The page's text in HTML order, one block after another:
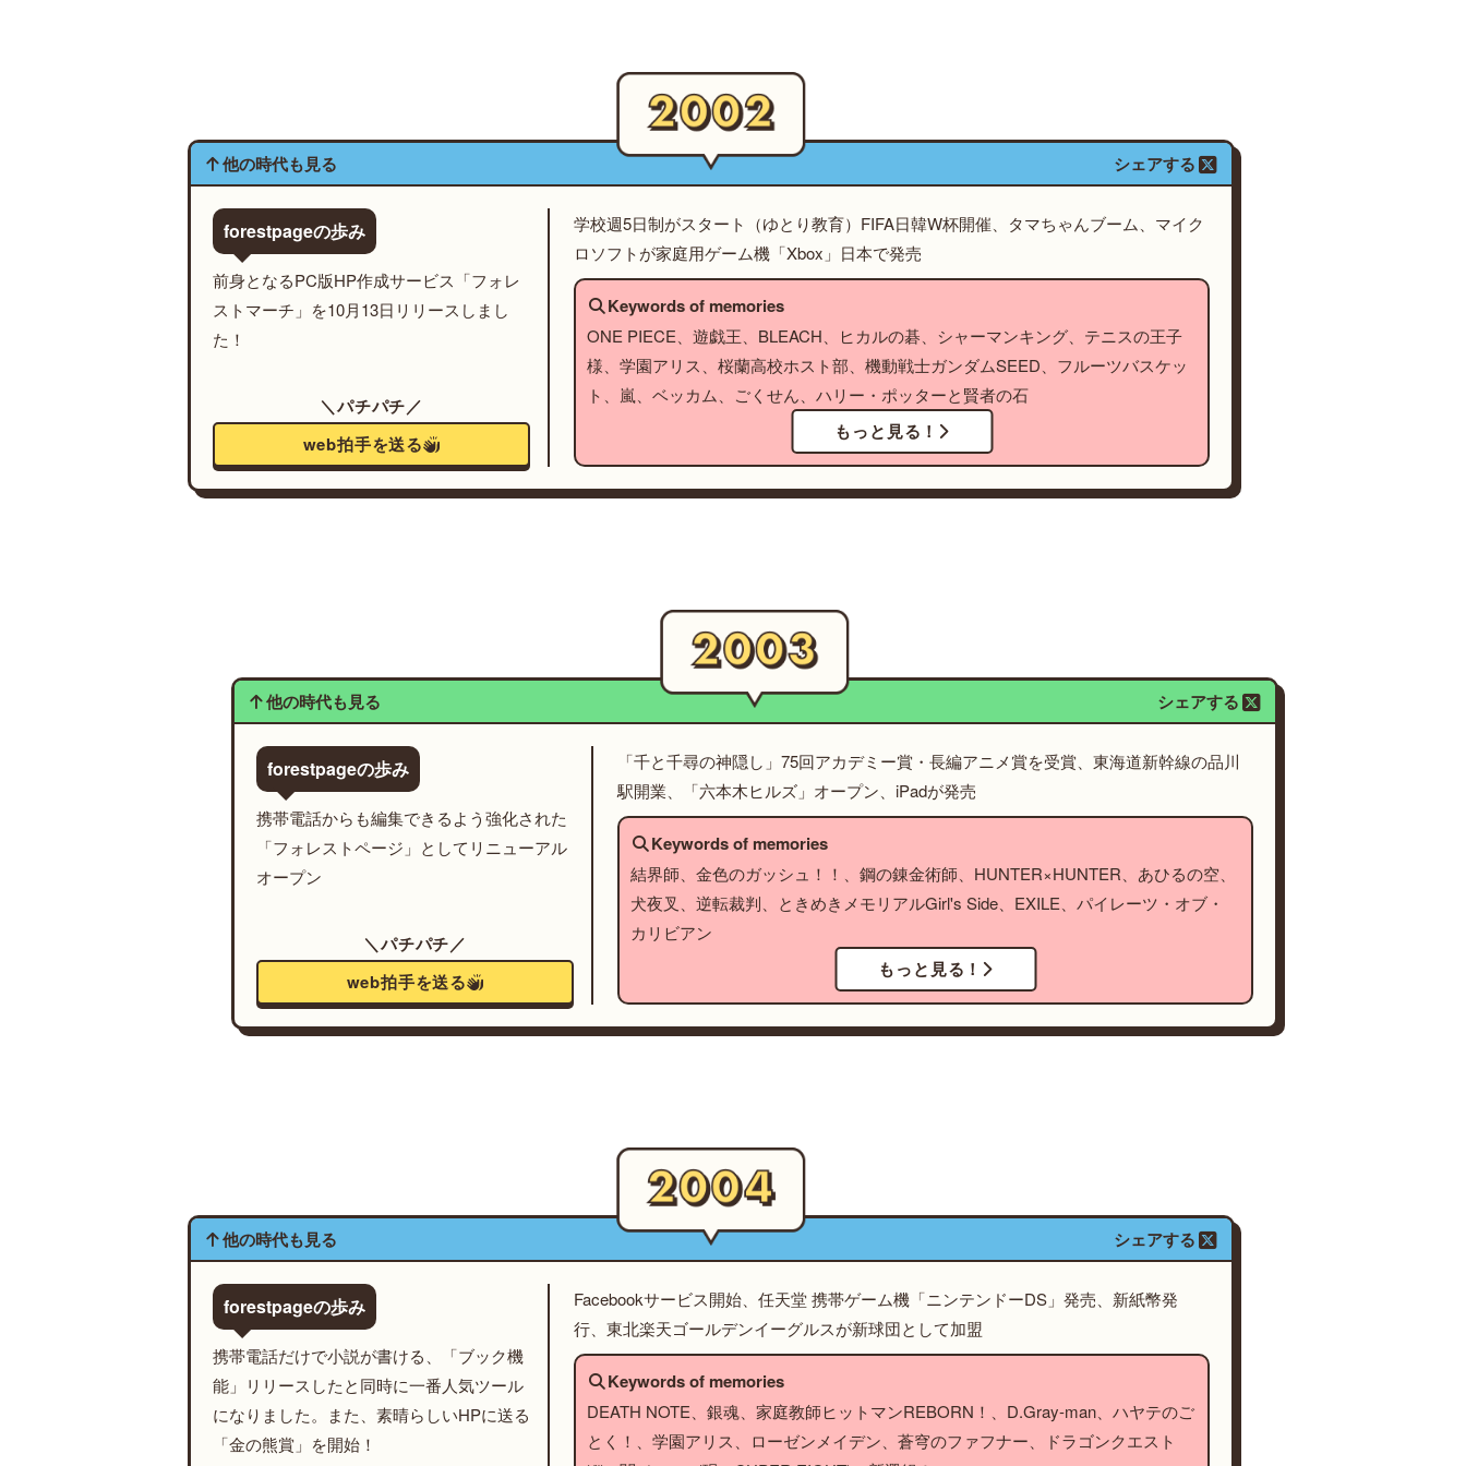
他の時代も見る シェアする
学校週5日制がスタート（ゆとり教育）FIFA日韓W杯開催、タマちゃんブーム、マイク
ロソフトが家庭用ゲーム機「Xbox」日本で発売
Keywords of memories
ONE PIECE、遊戯王、BLEACH、ヒカルの碁、シャーマンキング、テニスの王子
様、学園アリス、桜蘭高校ホスト部、機動戦士ガンダムSEED、フルーツバスケッ
ト、嵐、ベッカム、ごくせん、ハリー・ポッターと賢者の石
もっと見る！
forestpageの歩み
前身となるPC版HP作成サービス「フォレ
ストマーチ」を10月13日リリースしまし
た！
＼パチパチ／
web拍手を送る
他の時代も見る シェアする
「千と千尋の神隠し」75回アカデミー賞・長編アニメ賞を受賞、東海道新幹線の品川
駅開業、「六本木ヒルズ」オープン、iPadが発売
Keywords of memories
結界師、金色のガッシュ！！、鋼の錬金術師、HUNTER×HUNTER、あひるの空、
犬夜叉、逆転裁判、ときめきメモリアルGirl's Side、EXILE、パイレーツ・オブ・
カリビアン
もっと見る！
forestpageの歩み
携帯電話からも編集できるよう強化された
「フォレストページ」としてリニューアル
オープン
＼パチパチ／
web拍手を送る
他の時代も見る シェアする
Facebookサービス開始、任天堂 携帯ゲーム機「ニンテンドーDS」発売、新紙幣発
行、東北楽天ゴールデンイーグルスが新球団として加盟
Keywords of memories
DEATH NOTE、銀魂、家庭教師ヒットマンREBORN！、D.Gray-man、ハヤテのご
とく！、学園アリス、ローゼンメイデン、蒼穹のファフナー、ドラゴンクエスト
forestpageの歩み
携帯電話だけで小説が書ける、「ブック機
能」リリースしたと同時に一番人気ツール
になりました。また、素晴らしいHPに送る
「金の熊賞」を開始！